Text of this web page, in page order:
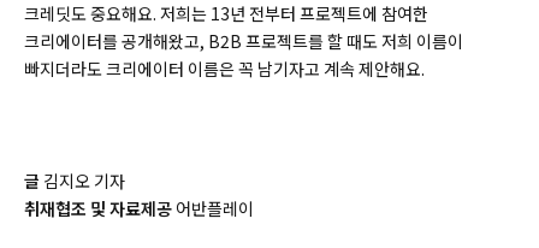
크레딧도 중요해요. 저희는 13년 전부터 프로젝트에 참여한
크리에이터를 공개해왔고, B2B 프로젝트를 할 때도 저희 이름이
빠지더라도 크리에이터 이름은 꼭 남기자고 계속 제안해요.
글 김지오 기자
취재협조 및 자료제공 어반플레이